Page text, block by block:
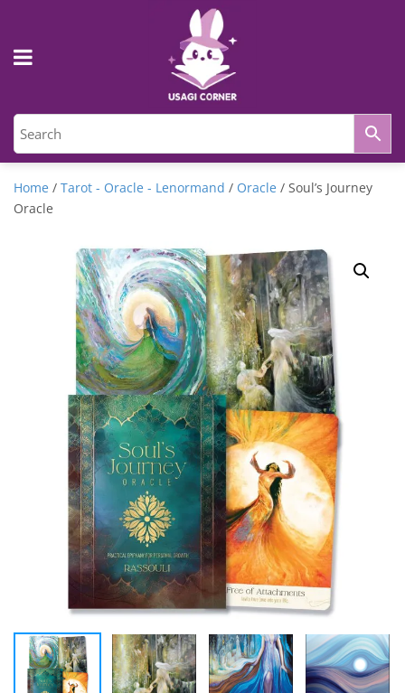
Home / Tarot - Oracle - Lenormand / Oracle / Soul’s Journey
Oracle